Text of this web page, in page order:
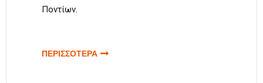
Ποντίων.
ΠΕΡΙΣΣΟΤΕΡΑ ΓΙΑ Ο ΠΟΝΤΙΑΚΟΣ